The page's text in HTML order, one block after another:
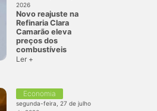
2026
Novo reajuste na
Refinaria Clara
Camarão eleva
preços dos
combustíveis
Ler +
Economia
segunda-feira, 27 de julho